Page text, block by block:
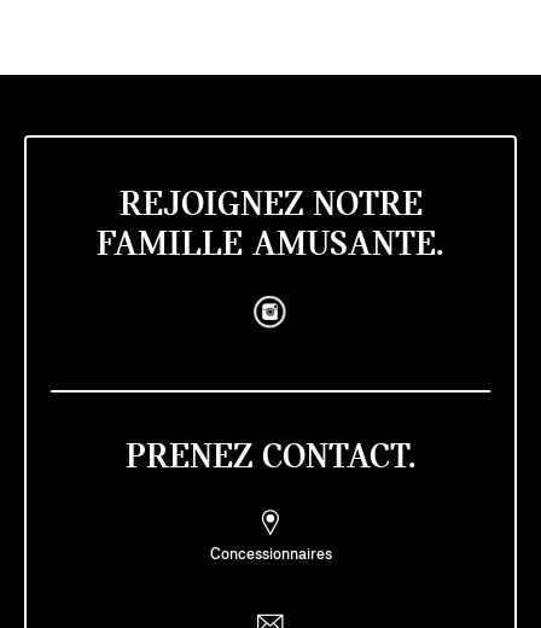
REJOIGNEZ NOTRE
FAMILLE AMUSANTE.
PRENEZ CONTACT.
Concessionnaires